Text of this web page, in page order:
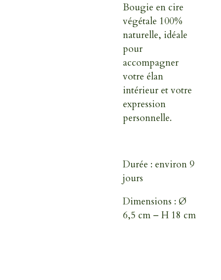
Bougie en cire
végétale 100%
naturelle, idéale
pour
accompagner
votre élan
intérieur et votre
expression
personnelle.
Durée : environ 9
jours
Dimensions : Ø
6,5 cm – H 18 cm